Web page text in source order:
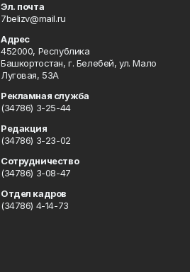
Эл. почта
7belizv@mail.ru
Адрес
452000, Республика
Башкортостан, г. Белебей, ул. Мало
Луговая, 53А
Рекламная служба
(34786) 3-25-44
Редакция
(34786) 3-23-02
Сотрудничество
(34786) 3-08-47
Отдел кадров
(34786) 4-14-73